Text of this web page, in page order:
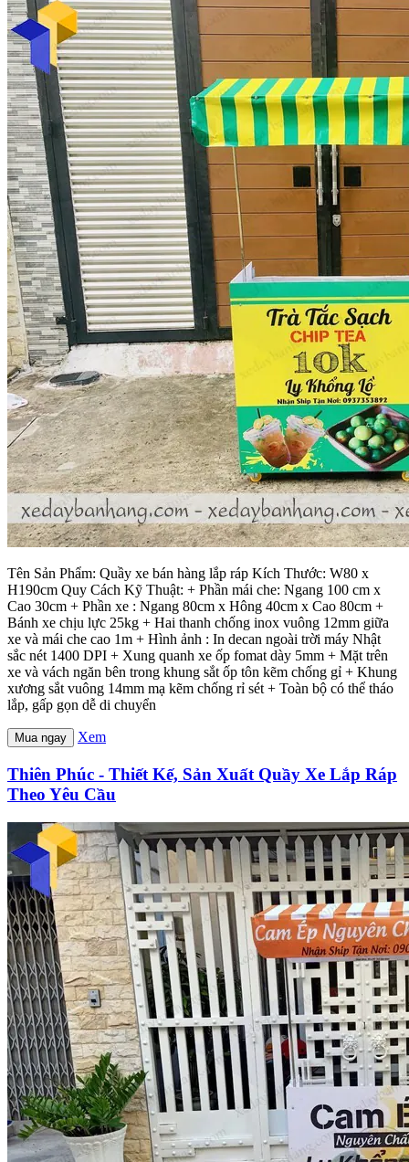
Tên Sản Phẩm: Quầy xe bán hàng lắp ráp Kích Thước: W80 x
H190cm Quy Cách Kỹ Thuật: + Phần mái che: Ngang 100 cm x
Cao 30cm + Phần xe : Ngang 80cm x Hông 40cm x Cao 80cm +
Bánh xe chịu lực 25kg + Hai thanh chống inox vuông 12mm giữa
xe và mái che cao 1m + Hình ảnh : In decan ngoài trời máy Nhật
sắc nét 1400 DPI + Xung quanh xe ốp fomat dày 5mm + Mặt trên
xe và vách ngăn bên trong khung sắt ốp tôn kẽm chống gỉ + Khung
xương sắt vuông 14mm mạ kẽm chống rỉ sét + Toàn bộ có thể tháo
lắp, gấp gọn dễ di chuyển
Mua ngay Xem
Thiên Phúc - Thiết Kế, Sản Xuất Quầy Xe Lắp Ráp
Theo Yêu Cầu